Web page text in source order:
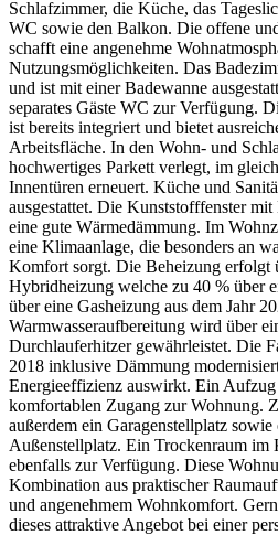
Schlafzimmer, die Küche, das
WC sowie den Balkon. Die offene
schafft eine angenehme
Nutzungsmöglichkeiten. Das
und ist mit einer Badewanne
separates Gäste WC zur Verfügung.
ist bereits integriert und bietet
Arbeitsfläche. In den Wohn- und
hochwertiges Parkett verlegt, im
Innentüren erneuert. Küche und
ausgestattet. Die Kunststofffenster
eine gute Wärmedämmung. Im
eine Klimaanlage, die besonders an
Komfort sorgt. Die Beheizung erfolgt
Hybridheizung welche zu 40 % über
über eine Gasheizung aus dem Jahr
Warmwasseraufbereitung wird über
Durchlauferhitzer gewährleistet. Die
2018 inklusive Dämmung
Energieeffizienz auswirkt. Ein
komfortablen Zugang zur Wohnung.
außerdem ein Garagenstellplatz
Außenstellplatz. Ein Trockenraum im
ebenfalls zur Verfügung. Diese
Kombination aus praktischer
und angenehmem Wohnkomfort.
dieses attraktive Angebot bei einer